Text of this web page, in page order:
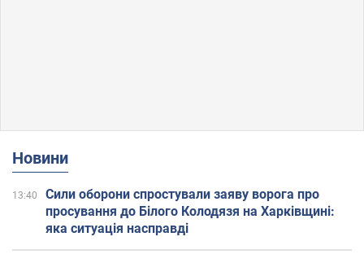
Новини
Сили оборони спростували заяву ворога про
просування до Білого Колодязя на Харківщині:
яка ситуація насправді
13:40